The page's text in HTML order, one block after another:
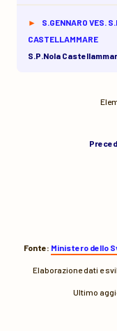
S.GENNARO VES.
CASTELLAMMARE
S.p.nola
Fonte: Ministero dello
Elaborazione dati e
Ultimo